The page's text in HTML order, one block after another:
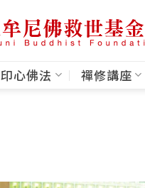
印心佛法 禪修講座